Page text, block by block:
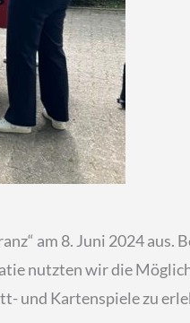
am 8. Juni 2024 aus.
nutzten wir die
und Kartenspiele zu